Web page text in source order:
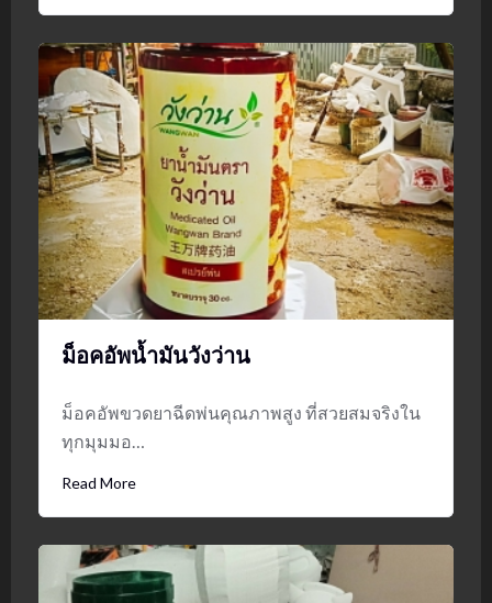
ม็อคอัพน้ำมันวังว่าน
ม็อคอัพขวดยาฉีดพ่นคุณภาพสูง ที่สวยสมจริงใน
ทุกมุมมอ…
Read More